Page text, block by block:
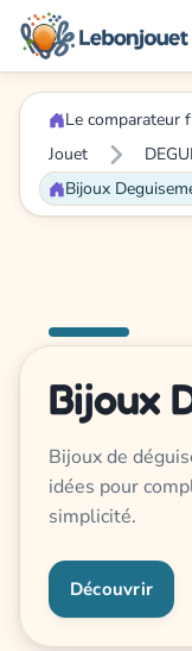
Le comparateur
Jouet
Bijoux
Bijoux
Bijoux de
idées pour
simplicité.
Découvrir